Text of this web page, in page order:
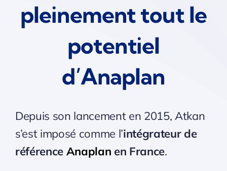
pleinement tout le
potentiel
d’Anaplan
Depuis son lancement en 2015, Atkan
s’est imposé comme l’intégrateur de
référence Anaplan en France.